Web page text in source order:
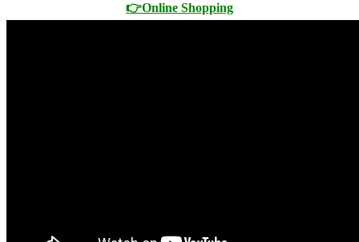
👉Online Shopping